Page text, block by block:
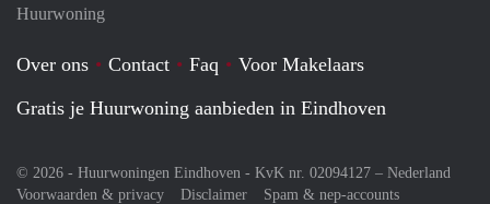
Huurwoning
Over ons Contact Faq
Voor Makelaars
Gratis je Huurwoning aanbieden in Eindhoven
© 2026 - Huurwoningen Eindhoven - KvK nr. 02094127 – Nederland
Voorwaarden & privacy
Disclaimer
Spam & nep-accounts